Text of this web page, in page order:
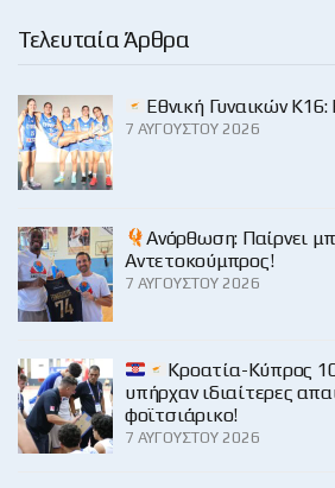
Τελευταία Άρθρα
Εθνική Γυναικών
7 ΑΥΓΟΎΣΤΟΥ 2026
Ανόρθωση: Παίρνει
Αντετοκούμπρος!
7 ΑΥΓΟΎΣΤΟΥ 2026
Κροατία-Κύπρος
υπήρχαν ιδιαίτερες
φοϊτσιάρικο!
7 ΑΥΓΟΎΣΤΟΥ 2026